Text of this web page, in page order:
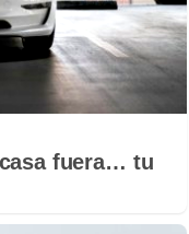
fuera… tu